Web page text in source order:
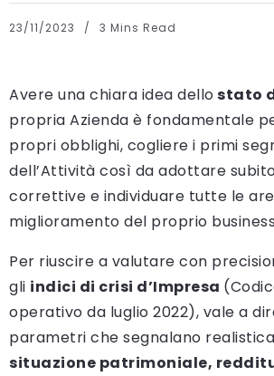
23/11/2023 3 Mins Read
Avere una chiara idea dello stato
propria Azienda è fondamentale
propri obblighi, cogliere i primi
dell’Attività così da adottare
correttive e individuare tutte le
miglioramento del proprio
Per riuscire a valutare con
gli indici di crisi d’Impresa
operativo da luglio 2022), vale a
parametri che segnalano
situazione patrimoniale,